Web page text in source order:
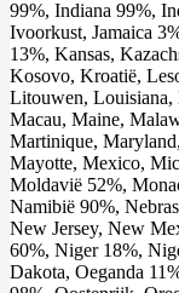
99%, Indiana 99%,
Ivoorkust, Jamaica
13%, Kansas,
Kosovo, Kroatië,
Litouwen, Louisiana,
Macau, Maine,
Martinique,
Mayotte, Mexico,
Moldavië 52%,
Namibië 90%,
New Jersey, New
60%, Niger 18%,
Dakota, Oeganda